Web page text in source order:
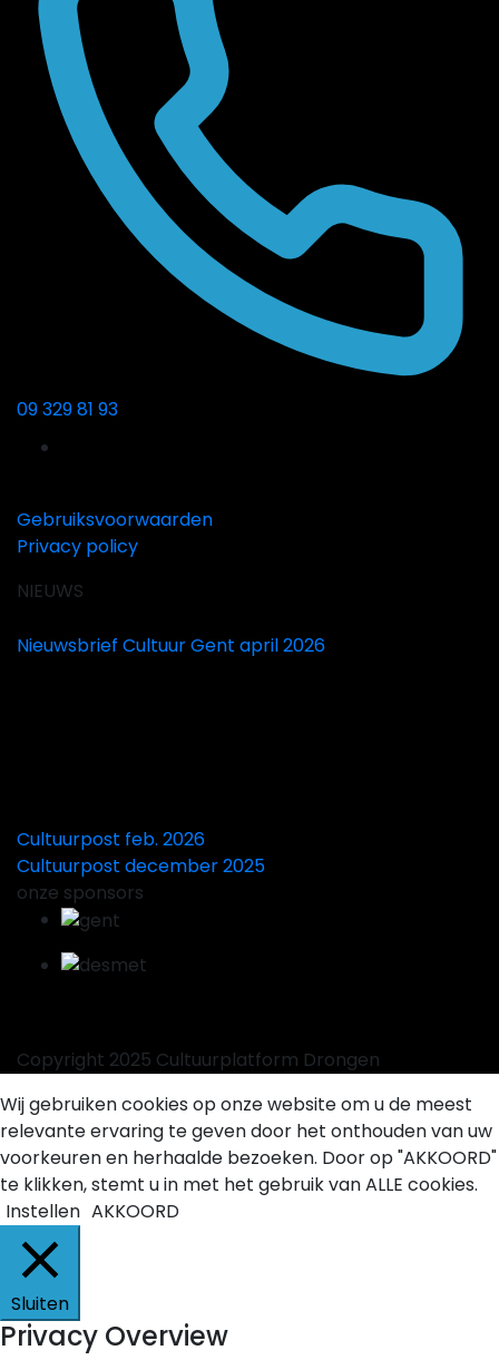
09 329 81 93
Gebruiksvoorwaarden
Privacy policy
NIEUWS
Nieuwsbrief Cultuur Gent april 2026
Cultuurpost feb. 2026
Cultuurpost december 2025
onze sponsors
Copyright 2025 Cultuurplatform Drongen
Wij gebruiken cookies op onze website om u de meest
relevante ervaring te geven door het onthouden van uw
voorkeuren en herhaalde bezoeken. Door op "AKKOORD"
te klikken, stemt u in met het gebruik van ALLE cookies.
Instellen AKKOORD
Sluiten
Privacy Overview